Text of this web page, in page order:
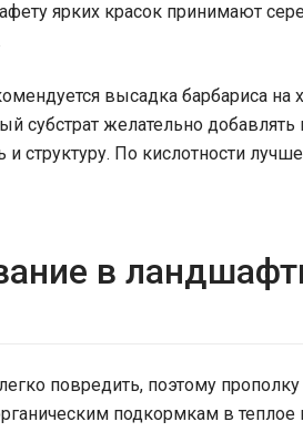
ярких красок принимают
высадка барбариса на
субстрат желательно добавлять
и структуру. По кислотности
в
повредить, поэтому
подкормкам в теплое